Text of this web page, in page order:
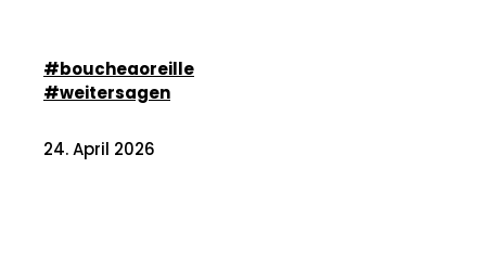
#boucheaoreille
#weitersagen
24. April 2026